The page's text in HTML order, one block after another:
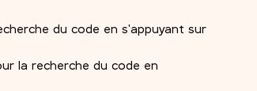
du code en s'appuyant sur
la recherche du code en